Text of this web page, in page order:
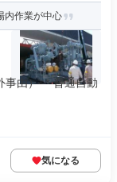
内作業が中心
事由） ＊普通自動
気になる